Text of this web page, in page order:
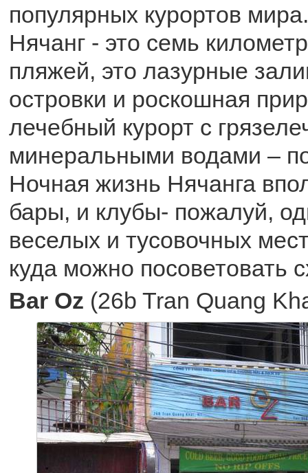
популярных курортов
Нячанг - это семь
пляжей, это лазурные
островки и роскошная
лечебный курорт с
минеральными водами –
Ночная жизнь Нячанга
бары, и клубы- пожалуй,
веселых и тусовочных
куда можно посоветовать
Bar Oz (26b Tran Quang